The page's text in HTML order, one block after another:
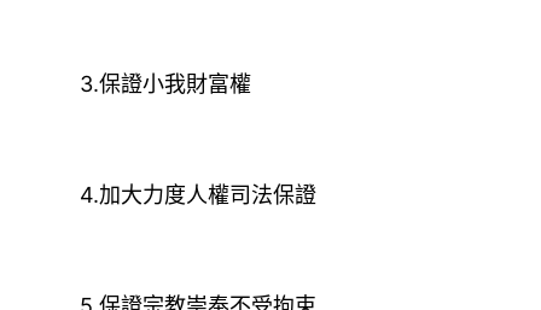
3.保證小我財富權
4.加大力度人權司法保證